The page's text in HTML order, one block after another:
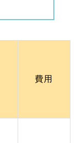
費用